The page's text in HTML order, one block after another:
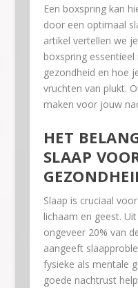
Een boxspring kan
door een optimaal
artikel vertellen we
boxspring
gezondheid en hoe
vruchten van plukt.
maken voor jouw
HET
SLAAP
Slaap is cruciaal
lichaam en geest.
ongeveer 20% van
aangeeft
fysieke als mentale
goede nachtrust